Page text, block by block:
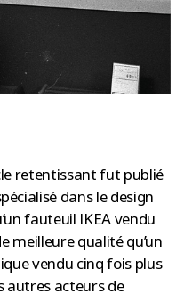
retentissant fut publié
dans le design
fauteuil IKEA vendu
meilleure qualité qu’un
vendu cinq fois plus
autres acteurs de